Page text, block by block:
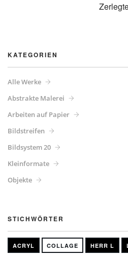
KATEGORIEN
Alle Werke
Abstrakte Malerei
Arbeiten auf Papier
Bildstreifen
Bildsystem 20
Kleinformate
Objekte
STICHWÖRTER
ACRYL COLLAGE HERR L